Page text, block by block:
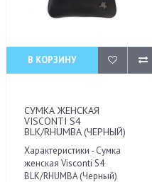
В КОРЗИНУ
СУМКА ЖЕНСКАЯ
VISCONTI S4
BLK/RHUMBA (ЧЕРНЫЙ)
Характеристики - Сумка
женская Visconti S4
BLK/RHUMBA (Черный)